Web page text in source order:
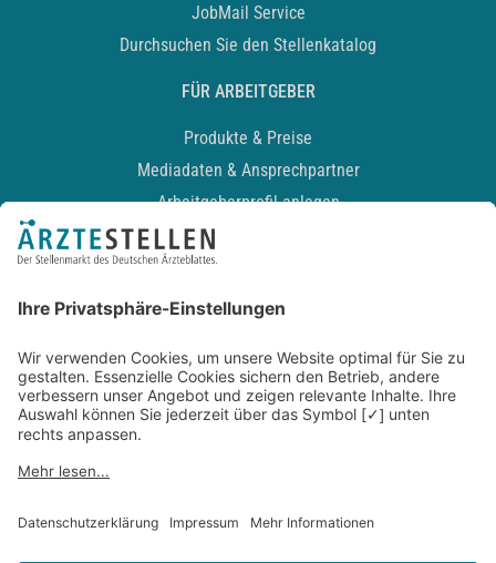
JobMail Service
Durchsuchen Sie den Stellenkatalog
FÜR ARBEITGEBER
Produkte & Preise
Mediadaten & Ansprechpartner
Arbeitgeberprofil anlegen
Recruiting-Podcast
Kontakt
Datenschutz
Newsletter